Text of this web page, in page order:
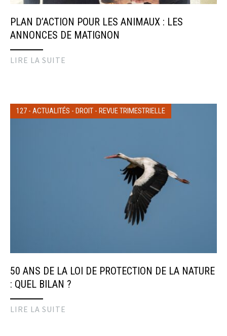
PLAN D’ACTION POUR LES ANIMAUX : LES
ANNONCES DE MATIGNON
LIRE LA SUITE
127 - ACTUALITÉS - DROIT - REVUE TRIMESTRIELLE
50 ANS DE LA LOI DE PROTECTION DE LA NATURE
: QUEL BILAN ?
LIRE LA SUITE